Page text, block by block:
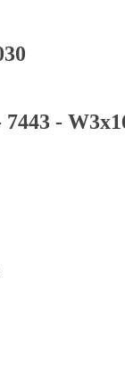
-